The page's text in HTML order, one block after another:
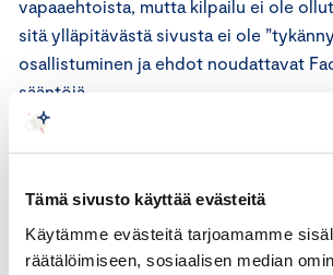
Tämä sivusto käyttää evästeitä
Käytämme evästeitä tarjoamamme
räätälöimiseen, sosiaalisen median
vapaaehtoista, mutta kilpailu ei ole
sitä ylläpitävästä sivusta ei ole
osallistuminen ja ehdot noudattavat
sääntöjä.
Mainostaja toteaa lisänneensä
tasapainottaakseen tilannetta.
sen voittomahdollisuudet olivat